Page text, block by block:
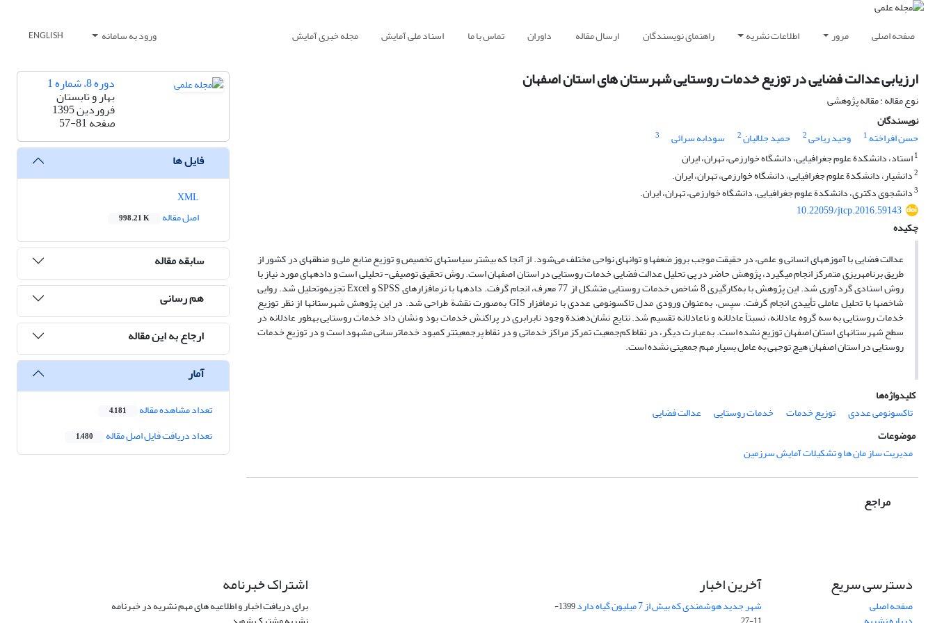
صفحه اصلی مرور اطلاعات نشریه راهنمای نویسندگان ارسال مقاله داوران تماس با ما اسناد ملی آمایش مجله خبری آمایش ورود به سامانه ENGLISH
ارزیابی عدالت فضایی در توزیع خدمات روستایی شهرستان های استان اصفهان
نوع مقاله : مقاله پژوهشی
نویسندگان
حسن افراخته 1 وحید ریاحی2 حمید جلالیان2 سودابه سرائی
3
1استاد، دانشکدة علوم جغرافیایی، دانشگاه خوارزمی، تهران، ایران
2دانشیار، دانشکدة علوم جغرافیایی، دانشگاه خوارزمی، تهران، ایران.
3دانشجوی دکتری، دانشکدة علوم جغرافیایی، دانشگاه خوارزمی، تهران، ایران.
10.22059/jtcp.2016.59143
چکیده
عدالت فضایی با آموزه­های انسانی و علمی، در حقیقت موجب بروز ضعف­ها و توان­های نواحی مختلف می­‌شود. از آنجا که بیشتر سیاست­های تخصیص و توزیع منابع ملی و منطقه­ای در کشور از
طریق برنامه­ریزی متمرکز انجام می­گیرد، پژوهش حاضر در پی تحلیل عدالت فضایی خدمات روستایی در استان اصفهان است. روش تحقیق توصیفی- تحلیلی است و داده­های مورد نیاز با
روش اسنادی گردآوری شد. این پژوهش با به‌کارگیری 8 شاخص خدمات روستایی متشکل از 77 معرف، انجام گرفت. داده­ها با نرم­افزارهای SPSS و Excel تجزیه‌وتحلیل شد. روایی
شاخص­ها با تحلیل عاملی تأییدی انجام گرفت. سپس، به‌عنوان ورودی مدل تاکسونومی عددی با نرم­افزار GIS به‌صورت نقشة طراحی شد. در این پژوهش شهرستان­ها از نظر توزیع
خدمات روستایی به سه گروه عادلانه، نسبتاً عادلانه و ناعادلانه تقسیم شد. نتایج نشان‌دهندة وجود نابرابری در پراکنش خدمات بود و نشان داد خدمات روستایی به­طور عادلانه در
سطح شهرستان­های استان اصفهان توزیع نشده است. به‌عبارت دیگر، در نقاط کم‌جمعیت تمرکز مراکز خدماتی و در نقاط پرجمعیت­تر کمبود خدمات­رسانی مشهود است و در توزیع خدمات
روستایی در استان اصفهان هیچ توجهی به عامل بسیار مهم جمعیتی نشده است.
کلیدواژه‌ها
تاکسونومی عددی
توزیع خدمات خدمات روستایی
عدالت فضایی
موضوعات
مدیریت ساز مان ها و تشکیلات آمایش سرزمین
مراجع
دوره 8، شماره 1
بهار و تابستان
فروردین 1395
صفحه57-81
فایل ها
اصل مقاله
998.21 K
سابقه مقاله
هم رسانی
ارجاع به این مقاله
آمار
تعداد مشاهده مقاله 4,181
تعداد دریافت فایل اصل مقاله 1,480
دسترسی سریع
صفحه اصلی
آخرین اخبار
شهر جدید هوشمندی که بیش از 7 میلیون گیاه دارد
1399-
اشتراک خبرنامه
برای دریافت اخبار و اطلاعیه های مهم نشریه در خبرنامه